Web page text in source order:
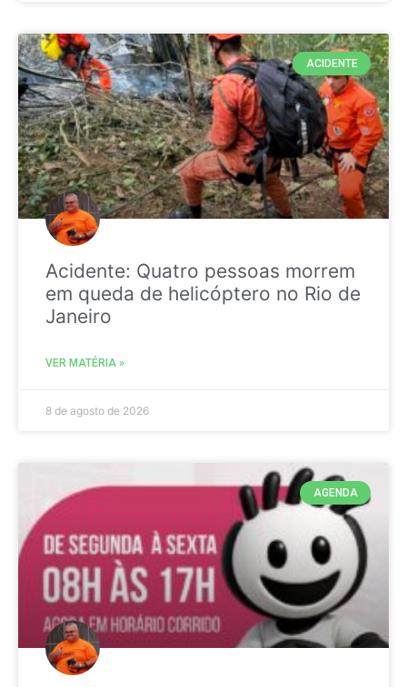
ACIDENTE
Acidente: Quatro pessoas morrem
em queda de helicóptero no Rio de
Janeiro
VER MATÉRIA »
8 de agosto de 2026
AGENDA